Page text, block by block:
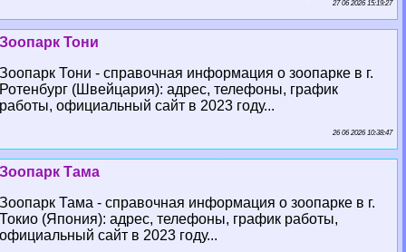
27 06 2026 15:19:27
Зоопарк Тони
Зоопарк Тони - справочная информация о зоопарке в г.
Ротенбург (Швейцария): адрес, телефоны, график
работы, официальный сайт в 2023 году...
26 06 2026 10:38:47
Зоопарк Тама
Зоопарк Тама - справочная информация о зоопарке в г.
Токио (Япония): адрес, телефоны, график работы,
официальный сайт в 2023 году...